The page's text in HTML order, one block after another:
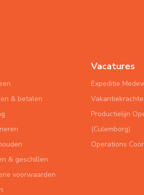
& betalen
& geschillen
voorwaarden
Vacatures
Expeditie
Productielijn
(Culemborg)
Operations